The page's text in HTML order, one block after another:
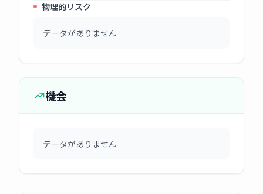
物理的リスク
データがありません
機会
データがありません